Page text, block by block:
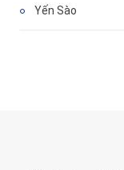
Yến Sào